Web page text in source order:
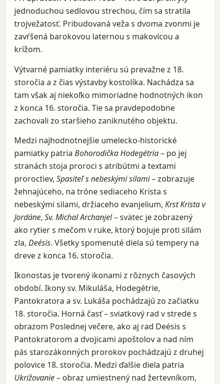
jednoduchou sedlovou strechou, čím sa stratila
trojvežatosť. Pribudovaná veža s dvoma zvonmi je
zavŕšená barokovou laternou s makovicou a
krížom.
Výtvarné pamiatky interiéru sú prevažne z 18.
storočia a z čias výstavby kostolíka. Nachádza sa
tam však aj niekoľko mimoriadne hodnotných ikon
z konca 16. storočia. Tie sa pravdepodobne
zachovali zo staršieho zaniknutého objektu.
Medzi najhodnotnejšie umelecko-historické
pamiatky patria Bohorodička Hodegétria– po jej
stranách stoja proroci s atribútmi a textami
proroctiev, Spasiteľ s nebeskými silami– zobrazuje
žehnajúceho, na tróne sediaceho Krista s
nebeskými silami, držiaceho evanjelium, Krst Krista v
Jordáne, Sv. Michal Archanjel– svätec je zobrazený
ako rytier s mečom v ruke, ktorý bojuje proti silám
zla, Deésis. Všetky spomenuté diela sú tempery na
dreve z konca 16. storočia.
Ikonostas je tvorený ikonami z rôznych časových
období. Ikony sv. Mikuláša, Hodegétrie,
Pantokratora a sv. Lukáša pochádzajú zo začiatku
18. storočia. Horná časť – sviatkový rad v strede s
obrazom Poslednej večere, ako aj rad Deésis s
Pantokratorom a dvojicami apoštolov a nad ním
pás starozákonných prorokov pochádzajú z druhej
polovice 18. storočia. Medzi ďalšie diela patria
Ukrižovanie– obraz umiestnený nad žertevníkom,